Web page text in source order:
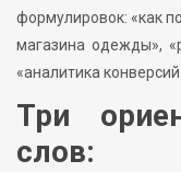
формулировок: «как
магазина одежды»,
«аналитика
Три
слов: